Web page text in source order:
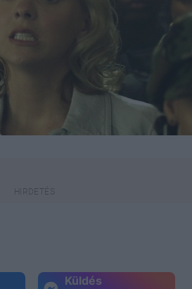
Küldés